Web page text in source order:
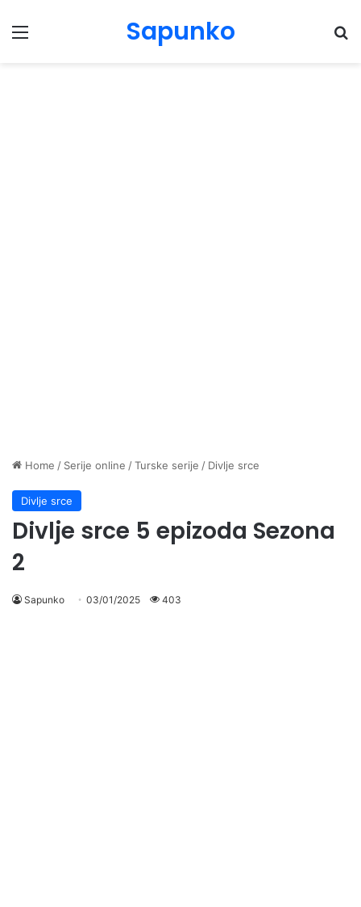
Menu Sapunko
Home / Serije online /Turske serije / Divlje srce
Divlje srce
Divlje srce 5 epizoda Sezona
2
Sapunko 03/01/2025 403